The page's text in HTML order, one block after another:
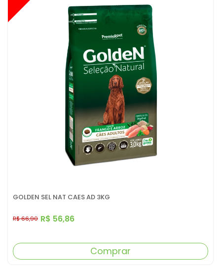
GOLDEN SEL NAT CAES AD 3KG
R$ 56,86
R$ 66,90
Comprar